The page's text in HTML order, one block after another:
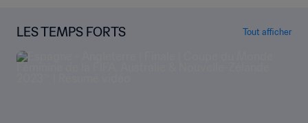
LES TEMPS FORTS Tout afficher